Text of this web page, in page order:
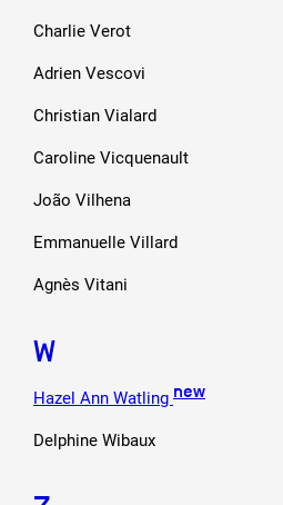
Charlie Verot
Adrien Vescovi
Christian Vialard
Caroline Vicquenault
João Vilhena
Emmanuelle Villard
Agnès Vitani
W
Hazel Ann Watling new
Delphine Wibaux